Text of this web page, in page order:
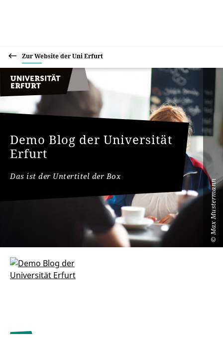
Zur Website der Uni Erfurt
©
Max Mustermann
Demo Blog der Universität
Erfurt
Das ist der Untertitel der Box